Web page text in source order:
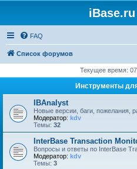
FAQ
Список форумов
Текущее время:
Инструменты
IBAnalyst
Новые версии, баги, пожелания,
Модератор: kdv
Темы: 32
InterBase Transaction
Вопросы и ответы по InterBase
Модератор: kdv
Темы: 3